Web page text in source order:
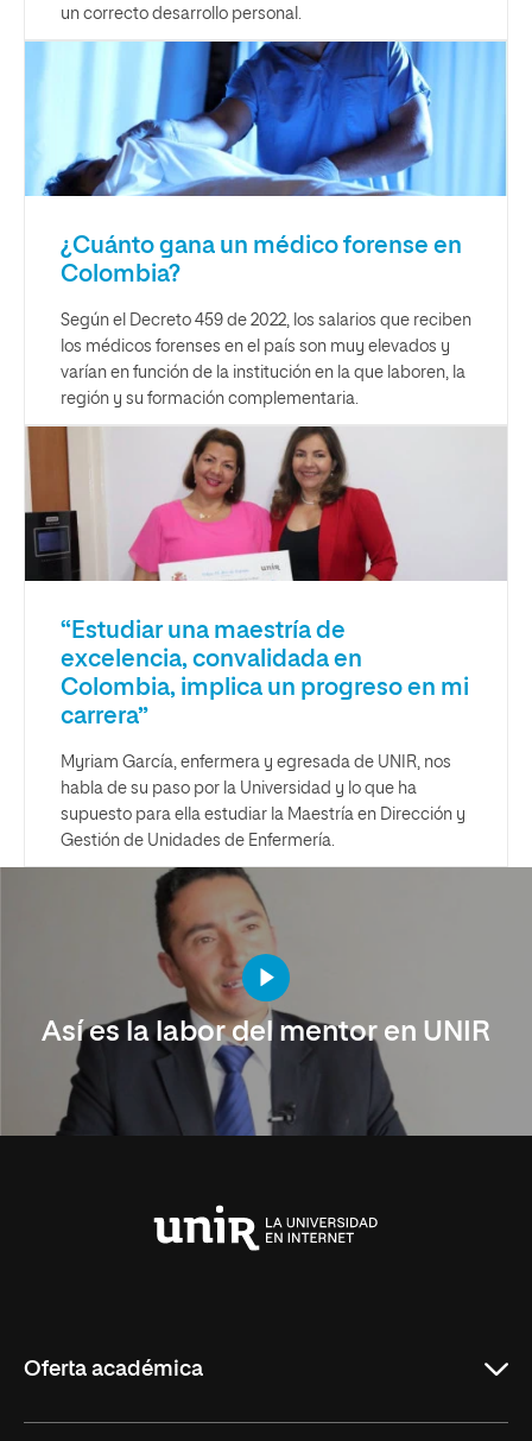
un correcto desarrollo personal.
¿Cuánto gana un médico forense en
Colombia?
Según el Decreto 459 de 2022, los salarios que reciben
los médicos forenses en el país son muy elevados y
varían en función de la institución en la que laboren, la
región y su formación complementaria.
“Estudiar una maestría de
excelencia, convalidada en
Colombia, implica un progreso en mi
carrera”
Myriam García, enfermera y egresada de UNIR, nos
habla de su paso por la Universidad y lo que ha
supuesto para ella estudiar la Maestría en Dirección y
Gestión de Unidades de Enfermería.
Así es la labor del mentor en UNIR
Oferta académica